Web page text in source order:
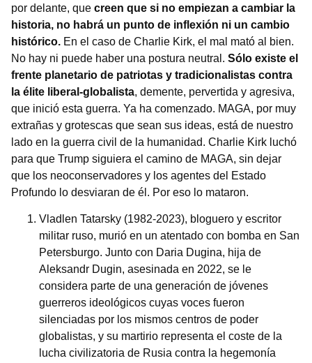
por delante, que creen que si no empiezan a cambiar la
historia, no habrá un punto de inflexión ni un cambio
histórico. En el caso de Charlie Kirk, el mal mató al bien.
No hay ni puede haber una postura neutral. Sólo existe el
frente planetario de patriotas y tradicionalistas contra
la élite liberal-globalista, demente, pervertida y agresiva,
que inició esta guerra. Ya ha comenzado. MAGA, por muy
extrañas y grotescas que sean sus ideas, está de nuestro
lado en la guerra civil de la humanidad. Charlie Kirk luchó
para que Trump siguiera el camino de MAGA, sin dejar
que los neoconservadores y los agentes del Estado
Profundo lo desviaran de él. Por eso lo mataron.
Vladlen Tatarsky (1982-2023), bloguero y escritor
militar ruso, murió en un atentado con bomba en San
Petersburgo. Junto con Daria Dugina, hija de
Aleksandr Dugin, asesinada en 2022, se le
considera parte de una generación de jóvenes
guerreros ideológicos cuyas voces fueron
silenciadas por los mismos centros de poder
globalistas, y su martirio representa el coste de la
lucha civilizatoria de Rusia contra la hegemonía